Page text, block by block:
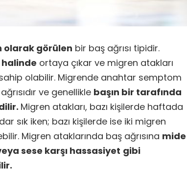
olarak görülen bir baş ağrısı tipidir.
ortaya çıkar ve migren atakları
olabilir. Migrende anahtar semptom
ve genellikle başın bir tarafında
Migren atakları, bazı kişilerde haftada
sık iken; bazı kişilerde ise iki migren
Migren ataklarında baş ağrısına mide
sese karşı hassasiyet gibi